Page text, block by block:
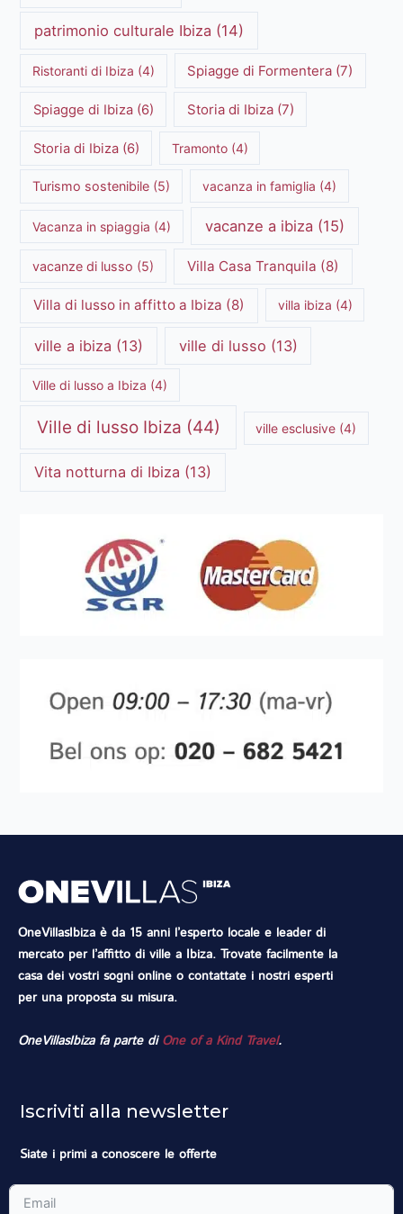
patrimonio culturale Ibiza (14)
Ristoranti di Ibiza (4) Spiagge di Formentera (7)
Spiagge di Ibiza(6) Storia di Ibiza(7)
Storia di Ibiza(6) Tramonto(4)
Turismo sostenibile (5) vacanza in famiglia (4)
Vacanza in spiaggia (4) vacanze a ibiza (15)
vacanze di lusso (5) Villa Casa Tranquila (8)
Villa di lusso in affitto a Ibiza (8) villa ibiza (4)
ville a ibiza (13) ville di lusso (13)
Ville di lusso a Ibiza (4)
Ville di lusso Ibiza (44) ville esclusive (4)
Vita notturna di Ibiza (13)
OneVillasIbiza è da 15 anni l’esperto locale e leader di
mercato per l’affitto di ville a Ibiza. Trovate facilmente la
casa dei vostri sogni online o contattate i nostri esperti
per una proposta su misura.
OneVillasIbiza fa parte di One of a Kind Travel.
Iscriviti alla newsletter
Siate i primi a conoscere le offerte